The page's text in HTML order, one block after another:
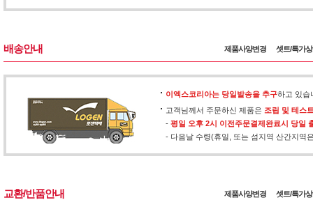
배송안내 제품사양변경 셋트/특가
이엑스코리아는 당일발송을 추구하고 있습
고객님께서 주문하신 제품은 조립 및 테스
- 평일 오후 2시 이전주문결제완료시 당일
- 다음날 수령(휴일, 또는 섬지역 산간지역
교환/반품안내 제품사양변경 셋트/특가